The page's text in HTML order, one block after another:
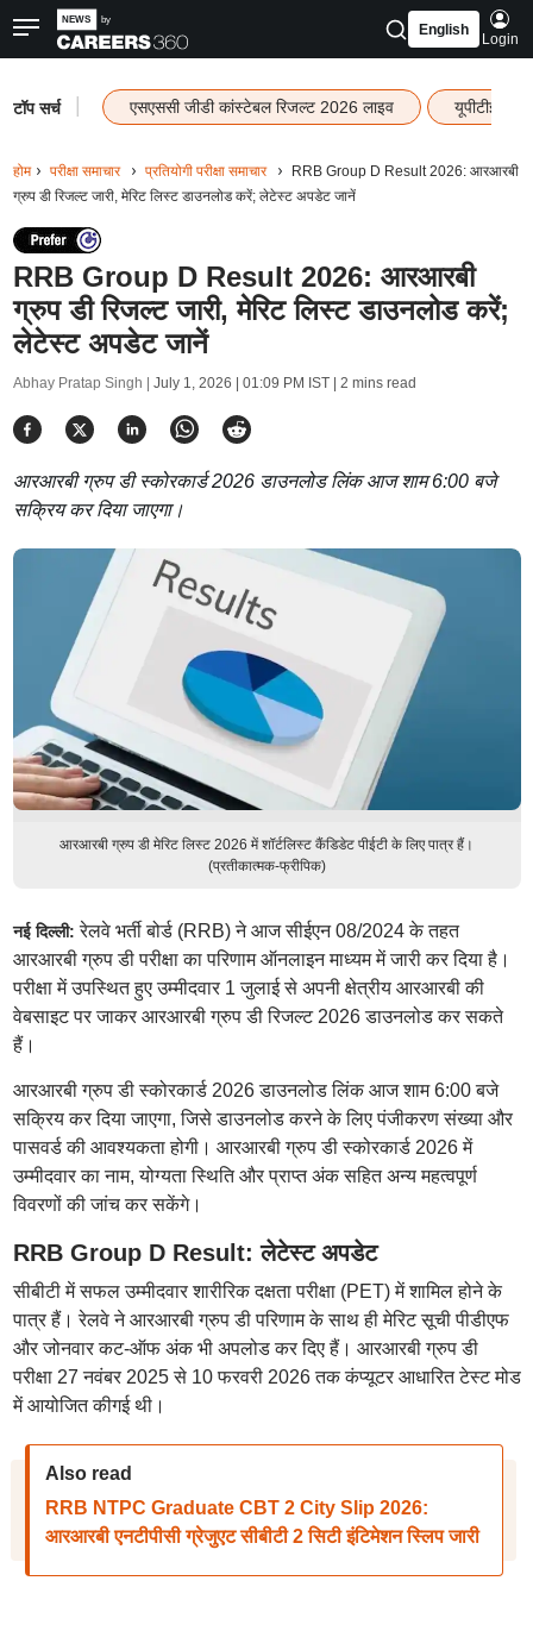
English
Login
टॉप सर्च एसएससी जीडी कांस्टेबल रिजल्ट 2026 लाइव यूपीटीईटी
होम परीक्षा समाचार प्रतियोगी परीक्षा समाचार
RRB Group D Result 2026: आरआरबी
ग्रुप डी रिजल्ट जारी, मेरिट लिस्ट डाउनलोड करें; लेटेस्ट अपडेट जानें
RRB Group D Result 2026: आरआरबी
ग्रुप डी रिजल्ट जारी, मेरिट लिस्ट डाउनलोड करें;
लेटेस्ट अपडेट जानें
Abhay Pratap Singh | July 1, 2026 | 01:09 PM IST| 2 mins read
आरआरबी ग्रुप डी स्कोरकार्ड 2026 डाउनलोड लिंक आज शाम 6:00 बजे
सक्रिय कर दिया जाएगा।
आरआरबी ग्रुप डी मेरिट लिस्ट 2026 में शॉर्टलिस्ट कैंडिडेट पीईटी के लिए पात्र हैं।
(प्रतीकात्मक-फ्रीपिक)
नई दिल्ली:रेलवे भर्ती बोर्ड (RRB) ने आज सीईएन 08/2024 के तहत
आरआरबी ग्रुप डी परीक्षा का परिणाम ऑनलाइन माध्यम में जारी कर दिया है।
परीक्षा में उपस्थित हुए उम्मीदवार 1 जुलाई से अपनी क्षेत्रीय आरआरबी की
वेबसाइट पर जाकर आरआरबी ग्रुप डी रिजल्ट 2026 डाउनलोड कर सकते
हैं।
आरआरबी ग्रुप डी स्कोरकार्ड 2026 डाउनलोड लिंक आज शाम 6:00 बजे
सक्रिय कर दिया जाएगा, जिसे डाउनलोड करने के लिए पंजीकरण संख्या और
पासवर्ड की आवश्यकता होगी। आरआरबी ग्रुप डी स्कोरकार्ड 2026 में
उम्मीदवार का नाम, योग्यता स्थिति और प्राप्त अंक सहित अन्य महत्वपूर्ण
विवरणों की जांच कर सकेंगे।
RRB Group D Result: लेटेस्ट अपडेट
सीबीटी में सफल उम्मीदवार शारीरिक दक्षता परीक्षा (PET) में शामिल होने के
पात्र हैं। रेलवे ने आरआरबी ग्रुप डी परिणाम के साथ ही मेरिट सूची पीडीएफ
और जोनवार कट-ऑफ अंक भी अपलोड कर दिए हैं। आरआरबी ग्रुप डी
परीक्षा 27 नवंबर 2025 से 10 फरवरी 2026 तक कंप्यूटर आधारित टेस्ट मोड
में आयोजित कीगई थी।
Also read
RRB NTPC Graduate CBT 2 City Slip 2026:
आरआरबी एनटीपीसी ग्रेजुएट सीबीटी 2 सिटी इंटिमेशन स्लिप जारी